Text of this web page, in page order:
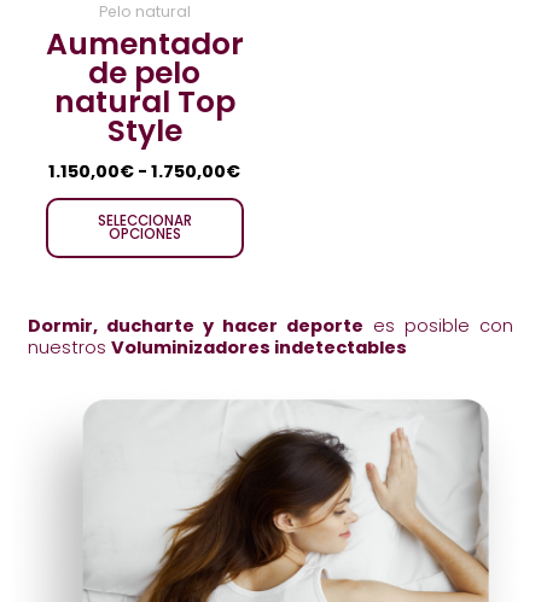
Pelo natural
Aumentador
de pelo
natural Top
Style
1.150,00€ - 1.750,00€
SELECCIONAR
OPCIONES
pueden
producto
Dormir, ducharte y hacer deporte es posible con
nuestros Voluminizadores indetectables